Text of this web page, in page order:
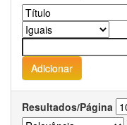
Resultados/Página